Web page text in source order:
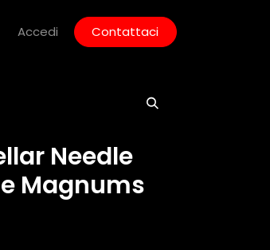
Accedi Contattaci
Needle
Magnums